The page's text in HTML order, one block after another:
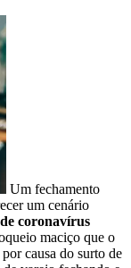
Um fechamento
um cenário
coronavírus
maciço que o
causa do surto de